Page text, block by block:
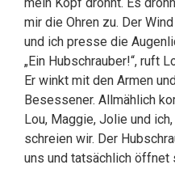
mir die Ohren zu. Der
und ich presse die
„Ein Hubschrauber!“, ruft
Er winkt mit den Armen
Besessener. Allmählich
Lou, Maggie, Jolie und
schreien wir. Der
uns und tatsächlich öffnet